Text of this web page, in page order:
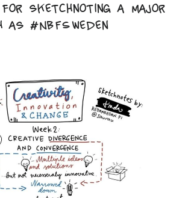
for sketchnoting a major
#NBFSweden